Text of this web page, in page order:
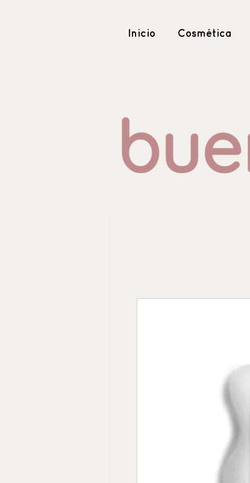
Inicio Cosmética